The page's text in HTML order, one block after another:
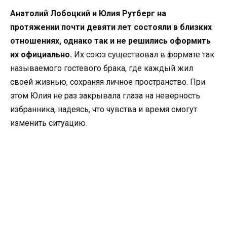
Анатолий Лобоцкий и Юлия Рутберг на
протяжении почти девяти лет состояли в близких
отношениях, однако так и не решились оформить
их официально. Их союз существовал в формате так
называемого гостевого брака, где каждый жил
своей жизнью, сохраняя личное пространство. При
этом Юлия не раз закрывала глаза на неверность
избранника, надеясь, что чувства и время смогут
изменить ситуацию.